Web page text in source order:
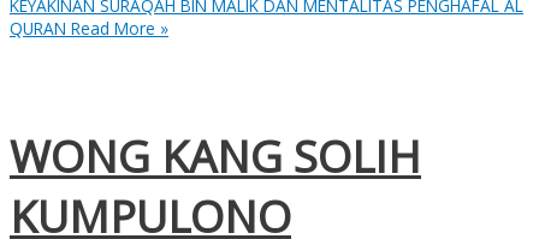
KEYAKINAN SURAQAH BIN MALIK DAN MENTALITAS PENGHAFAL AL
QURAN Read More »
WONG KANG SOLIH
KUMPULONO